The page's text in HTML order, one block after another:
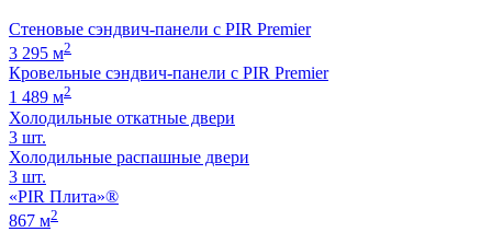
Стеновые сэндвич-панели с PIR Premier
3 295 м2
Кровельные сэндвич-панели с PIR Premier
1 489 м2
Холодильные откатные двери
3 шт.
Холодильные распашные двери
3 шт.
«PIR Плита»®
867 м2